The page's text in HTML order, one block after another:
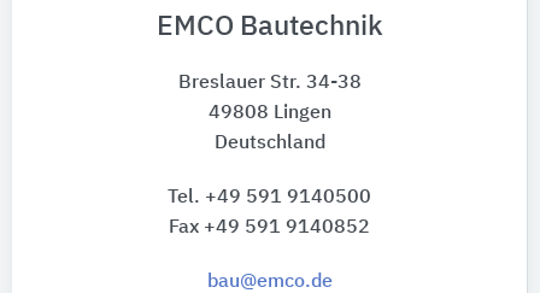
EMCO Bautechnik
Breslauer Str. 34-38
49808 Lingen
Deutschland
Tel. +49 591 9140500
Fax +49 591 9140852
bau@emco.de